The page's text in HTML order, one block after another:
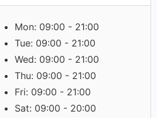
Mon: 09:00 - 21:00
Tue: 09:00 - 21:00
Wed: 09:00 - 21:00
Thu: 09:00 - 21:00
Fri: 09:00 - 21:00
Sat: 09:00 - 20:00